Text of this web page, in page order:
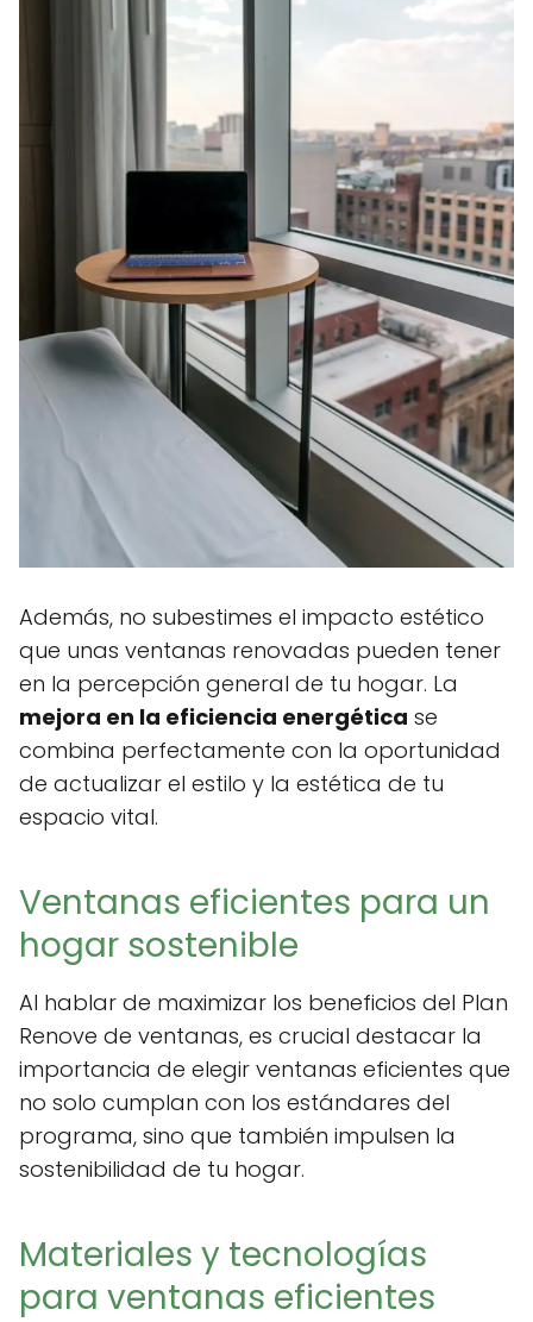
Además, no subestimes el impacto estético
que unas ventanas renovadas pueden tener
en la percepción general de tu hogar. La
mejora en la eficiencia energética se
combina perfectamente con la oportunidad
de actualizar el estilo y la estética de tu
espacio vital.
Ventanas eficientes para un
hogar sostenible
Al hablar de maximizar los beneficios del Plan
Renove de ventanas, es crucial destacar la
importancia de elegir ventanas eficientes que
no solo cumplan con los estándares del
programa, sino que también impulsen la
sostenibilidad de tu hogar.
Materiales y tecnologías
para ventanas eficientes